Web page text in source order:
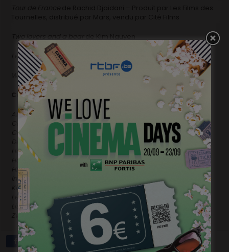
Two lovers and a bearde Kim Nguyen
Les vies de Thérèse
de Sébastien Lifshitz – documentaire
Wolf and sheepde Sadat Shahrbanoo
* 1er film
Courts métrages
Abigail de Isabel Penoni, Valentina Homem
Cassandre de Joffrey Renambatz
Chasse royalede Romane Gueret, Lise Akoka
Decorado
de Alberto Vazquez
Habat shel hakala
de Tamar Rudoy
Happy end
de Jan Saska
Hitchhiker
de Jero Yun
Import
Kindil el bahr
de Damien Ounouri
Léthé
de Dea Kulumbegashvili
Listening to Beethovende Garri Bardin
Zvirde Miroslav Sikavic